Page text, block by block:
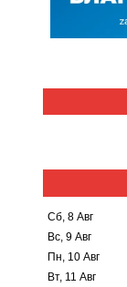
Сб, 8 Авг
Вс, 9 Авг
Пн, 10 Авг
Вт, 11 Авг